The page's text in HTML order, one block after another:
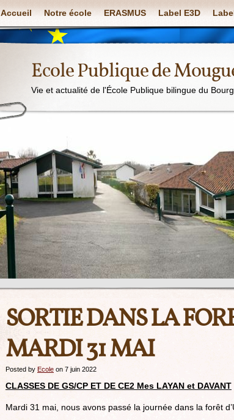
Accueil Notre école ERASMUS Label E3D
Ecole Publique de
Vie et actualité de l'École Publique bilingue du Bourg
SORTIE DANS LA
MARDI 31 MAI
Posted by Ecole on 7 juin 2022
CLASSES DE GS/CP ET DE CE2 Mes LAYAN et DAVANT
Mardi 31 mai, nous avons passé la journée dans la forêt